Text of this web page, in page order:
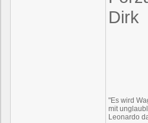
Dirk
"Es wird
mit
Leonardo